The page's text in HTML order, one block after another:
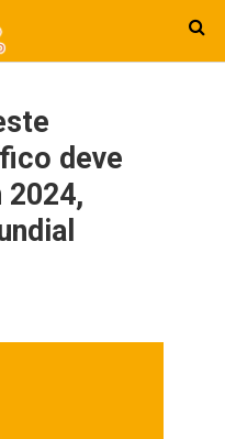
deve
2024,